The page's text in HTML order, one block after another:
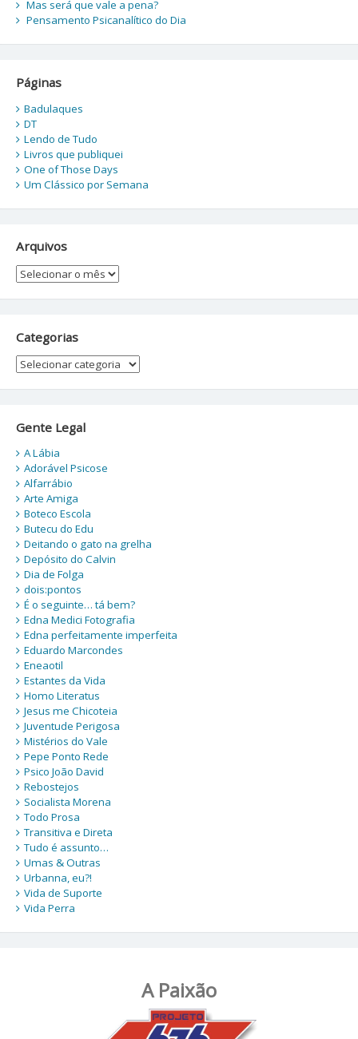
Mas será que vale a pena?
Pensamento Psicanalítico do Dia
Páginas
Badulaques
DT
Lendo de Tudo
Livros que publiquei
One of Those Days
Um Clássico por Semana
Arquivos
Arquivos
Categorias
Categorias
Gente Legal
A Lábia
Adorável Psicose
Alfarrábio
Arte Amiga
Boteco Escola
Butecu do Edu
Deitando o gato na grelha
Depósito do Calvin
Dia de Folga
dois:pontos
É o seguinte… tá bem?
Edna Medici Fotografia
Edna perfeitamente imperfeita
Eduardo Marcondes
Eneaotil
Estantes da Vida
Homo Literatus
Jesus me Chicoteia
Juventude Perigosa
Mistérios do Vale
Pepe Ponto Rede
Psico João David
Rebostejos
Socialista Morena
Todo Prosa
Transitiva e Direta
Tudo é assunto…
Umas & Outras
Urbanna, eu?!
Vida de Suporte
Vida Perra
A Paixão